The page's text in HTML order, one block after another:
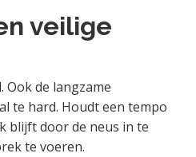
veilige
Ook de langzame
te hard. Houdt een tempo
blijft door de neus in te
te voeren.